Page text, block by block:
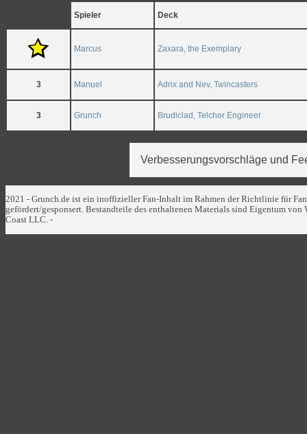
Spieler Deck
Marcus Zaxara, the Exemplary
3 Manuel Adrix and Nev, Twincasters
3 Grunch Brudiclad, Telchor Engineer
Verbesserungsvorschläge und
2021 - Grunch.de ist ein inoffizieller Fan-Inhalt im Rahmen der Richtlinie für
gefördert/gesponsert. Bestandteile des enthaltenen Materials sind Eigentum von
Coast LLC. -